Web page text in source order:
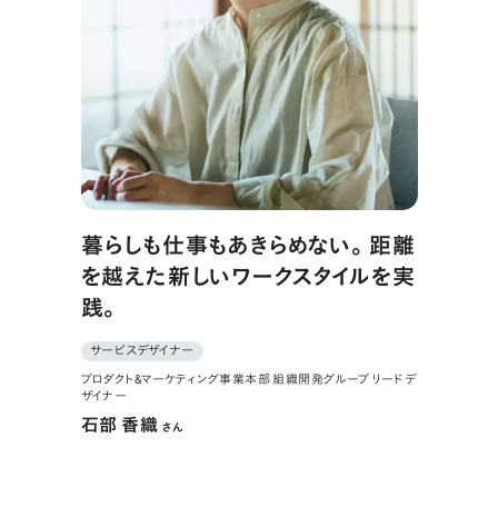
暮らしも仕事もあきらめない。距離
を越えた新しいワークスタイルを実
践。
サービスデザイナー
プロダクト&マーケティング事業本部 組織開発グループ リードデ
ザイナー
石部 香織さん